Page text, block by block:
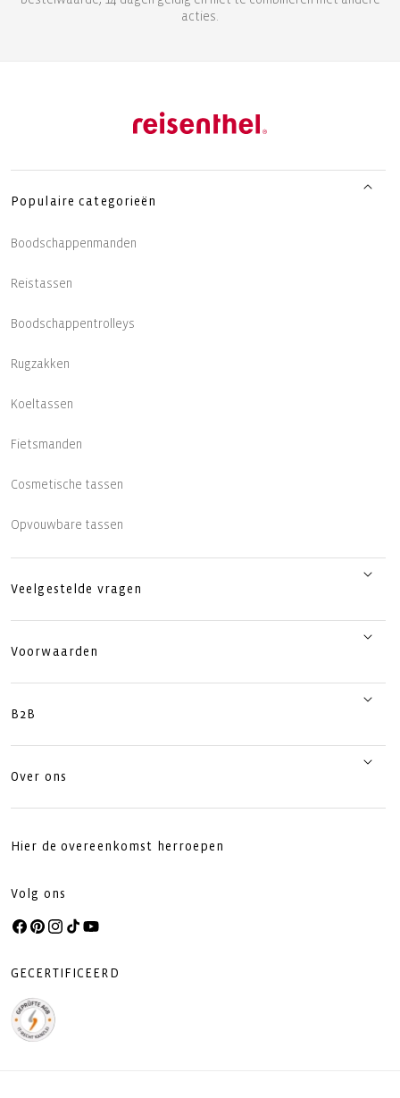
acties.
Populaire categorieën
Boodschappenmanden
Reistassen
Boodschappentrolleys
Rugzakken
Koeltassen
Fietsmanden
Cosmetische tassen
Opvouwbare tassen
Veelgestelde vragen
Voorwaarden
B2B
Over ons
Hier de overeenkomst herroepen
Volg ons
Facebook
Pinterest
Instagram
TikTokYouTube
GECERTIFICEERD